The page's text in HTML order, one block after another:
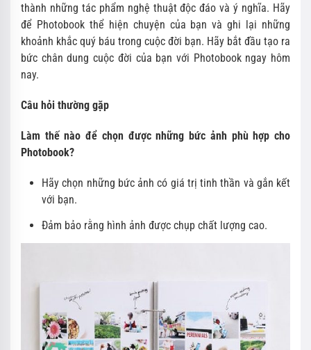
thành những tác phẩm nghệ thuật độc đáo và ý nghĩa. Hãy
để Photobook thể hiện chuyện của bạn và ghi lại những
khoảnh khắc quý báu trong cuộc đời bạn. Hãy bắt đầu tạo ra
bức chân dung cuộc đời của bạn với Photobook ngay hôm
nay.
Câu hỏi thường gặp
Làm thế nào để chọn được những bức ảnh phù hợp cho
Photobook?
Hãy chọn những bức ảnh có giá trị tinh thần và gắn kết
với bạn.
Đảm bảo rằng hình ảnh được chụp chất lượng cao.